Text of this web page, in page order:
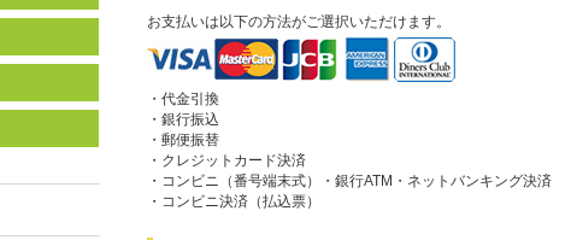
お支払いは以下の方法がご選択いただけます。
・代金引換
・銀行振込
・郵便振替
・クレジットカード決済
・コンビニ（番号端末式）・銀行ATM・ネットバンキング決済
・コンビニ決済（払込票）